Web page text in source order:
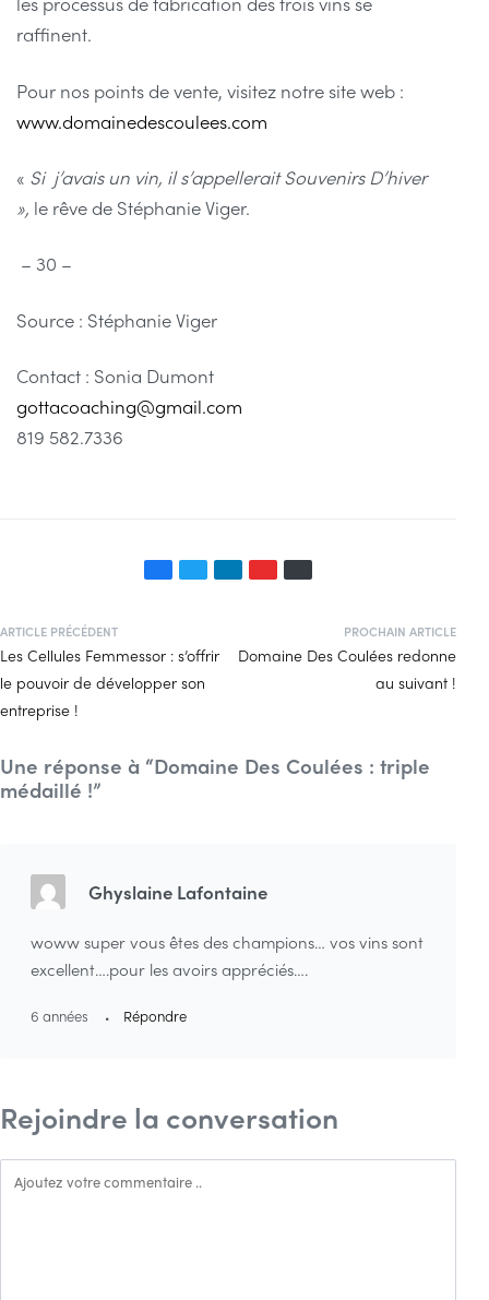
raffinent.
Pour nos points de vente, visitez notre site web :
www.domainedescoulees.com
« Si j’avais un vin, il s’appellerait Souvenirs D’hiver
», le rêve de Stéphanie Viger.
– 30 –
Source : Stéphanie Viger
Contact : Sonia Dumont
gottacoaching@gmail.com
819 582.7336
ARTICLE PRÉCÉDENT
Les Cellules Femmessor : s’offrir
le pouvoir de développer son
entreprise !
PROCHAIN ARTICLE
Domaine Des Coulées redonne
au suivant !
Une réponse à “Domaine Des Coulées : triple
médaillé !”
Ghyslaine Lafontaine
woww super vous êtes des champions… vos vins sont
excellent….pour les avoirs appréciés….
6 années Répondre
Rejoindre la conversation